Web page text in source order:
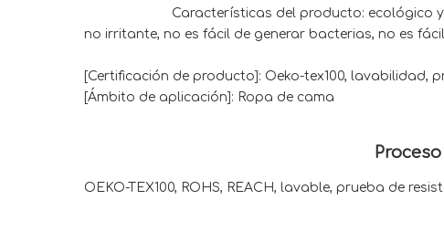
Características del producto: ecológico y
no irritante, no es fácil de generar bacterias, no es
[Certificación de producto]: Oeko-tex100,
[Ámbito de aplicación]: Ropa de cama
OEKO-TEX100, ROHS, REACH, lavable, prueba de